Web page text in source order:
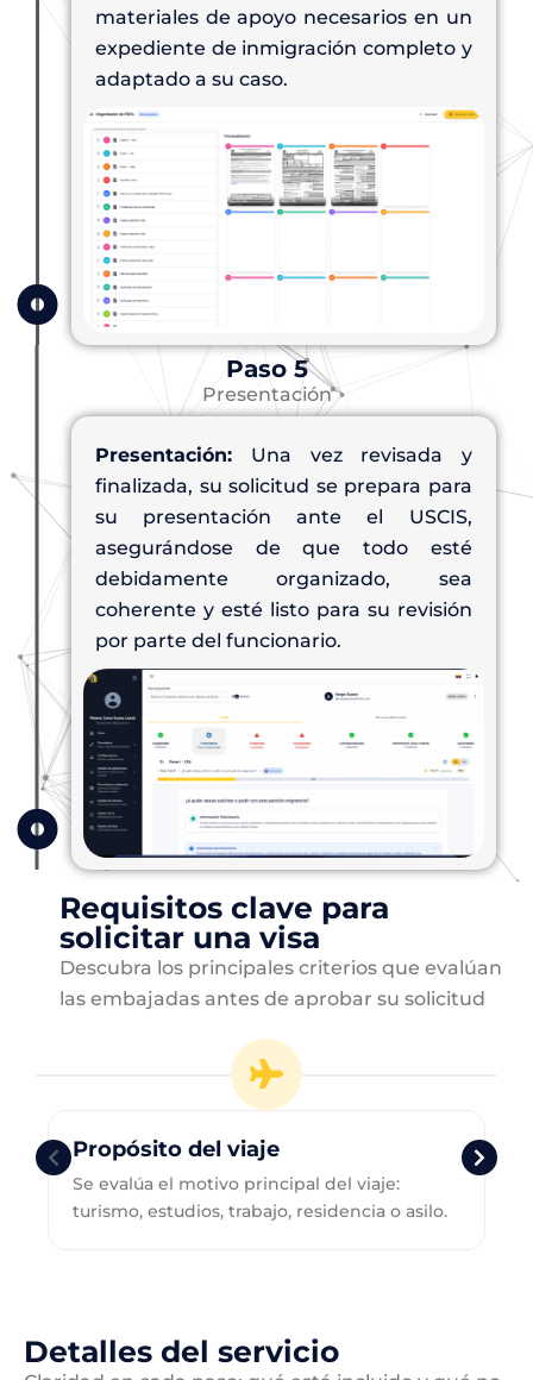
materiales de apoyo necesarios en un
expediente de inmigración completo y
adaptado a su caso.
Paso 5
Presentación
Presentación: Una vez revisada y
finalizada, su solicitud se prepara para
su presentación ante el USCIS,
asegurándose de que todo esté
debidamente organizado, sea
coherente y esté listo para su revisión
por parte del funcionario.
Requisitos clave para
solicitar una visa
Descubra los principales criterios que evalúan
las embajadas antes de aprobar su solicitud
Propósito del viaje
Se evalúa el motivo principal del viaje:
turismo, estudios, trabajo, residencia o asilo.
Detalles del servicio